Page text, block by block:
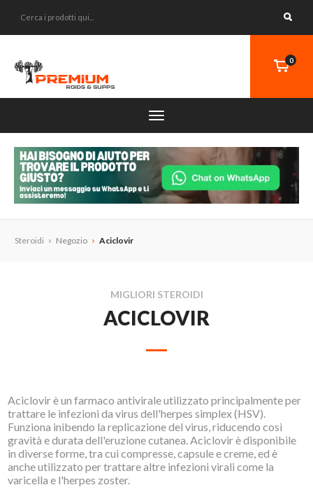
0
Steroidi Negozio Aciclovir
MIGLIORI STEROIDI
ACICLOVIR
Aciclovir è un farmaco antivirale utilizzato principalmente per
trattare le infezioni da virus dell'herpes simplex (HSV).
Funziona inibendo la replicazione del virus, riducendo così
gravità e durata dell'eruzione cutanea. Aciclovir è disponibile
in diverse forme, tra cui compresse, capsule e creme, ed è
anche utilizzato per trattare altre infezioni virali come la
varicella e l'herpes zoster.